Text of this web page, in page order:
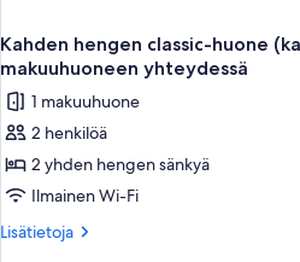
Kahden hengen classic-huone
makuuhuoneen yhteydessä
1 makuuhuone
2 henkilöä
2 yhden hengen sänkyä
Ilmainen Wi-Fi
Lisätietoja
Lisätietoja